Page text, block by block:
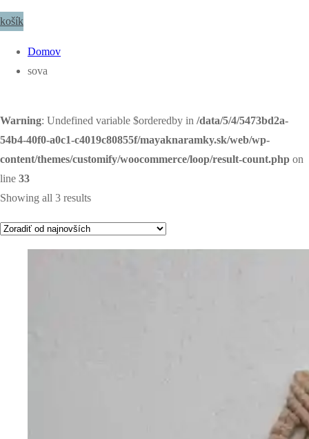
košík
Domov
sova
Warning: Undefined variable $orderedby in /data/5/4/5473bd2a-
54b4-40f0-a0c1-c4019c80855f/mayaknaramky.sk/web/wp-
content/themes/customify/woocommerce/loop/result-count.php on
line 33
Showing all 3 results